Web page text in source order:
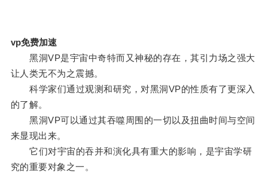
vp免费加速
黑洞VP是宇宙中奇特而又神秘的存在，其引力场之强大
让人类无不为之震撼。
科学家们通过观测和研究，对黑洞VP的性质有了更深入
的了解。
黑洞VP可以通过其吞噬周围的一切以及扭曲时间与空间
来显现出来。
它们对宇宙的吞并和演化具有重大的影响，是宇宙学研
究的重要对象之一。